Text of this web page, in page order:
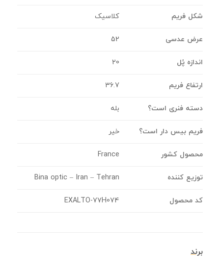
شکل فریم کلاسیک
عرض عدسی 52
اندازه پُل 20
ارتفاع فریم 36.7
دسته فنری است؟ بله
فریم بیس دار است؟ خیر
محصول کشور France
توزیع کننده Bina optic – Iran – Tehran
کد محصول EXALTO-77H074
برند